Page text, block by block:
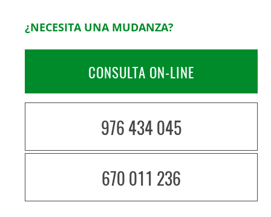
¿NECESITA UNA MUDANZA?
CONSULTA ON-LINE
976 434 045
670 011 236